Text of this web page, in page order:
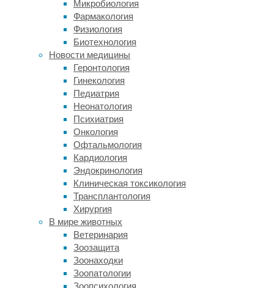
Микробиология
Фармакология
Физиология
Биотехнология
Новости медицины
Геронтология
Гинекология
Педиатрия
Неонатология
Психиатрия
Онкология
Офтальмология
Кардиология
Эндокринология
Клиническая токсикология
Трансплантология
Хирургия
В мире животных
Ветеринария
Зоозащита
Зоонаходки
Зоопатологии
Зоопсихология
потерянный
отдых
днем,
удлиняя
«сиесту».
Напомним,
спят
эти
человекообразные
обезьяны
самодельных
«гнездах»,
которые
строят
высоко
в
кронах
деревьев.
На
их
сооружение